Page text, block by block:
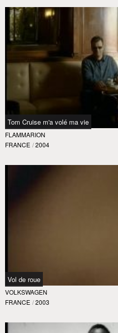
Tom Cruise m'a volé ma vie
FLAMMARION
FRANCE / 2004
Vol de roue
VOLKSWAGEN
FRANCE / 2003